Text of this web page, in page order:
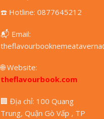
☎️ Hotline: 0877645212
📬 Email:
🌐 Website:
theflavourbook.com
🏢 Địa chỉ: 100 Quang
Trung, Quận Gò Vấp , TP